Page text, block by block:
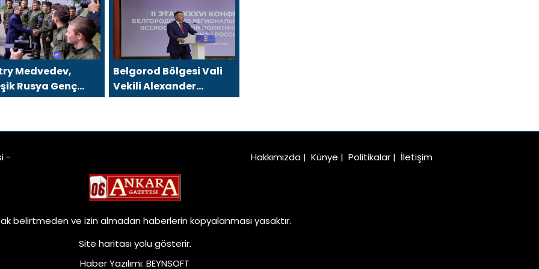
спортзал
высота»
сформировало
предложения по
развитию городских
программ поддержки
женщин
Medvedev,
Rusya Genç
ve Gönüllü
cephe
Belgorod Bölgesi Vali
Vekili Alexander
Shuvaev, Birleşik
şubesinin sekreterliğine
- Hakkımızda | Künye | Politikalar | İletişim
belirtmeden ve izin almadan haberlerin kopyalanması yasaktır.
Site haritasıyolu gösterir.
Haber Yazılımı: BEYNSOFT